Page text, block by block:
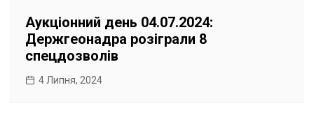
Аукціонний день 04.07.2024:
Держгеонадра розіграли 8
спецдозволів
4 Липня, 2024